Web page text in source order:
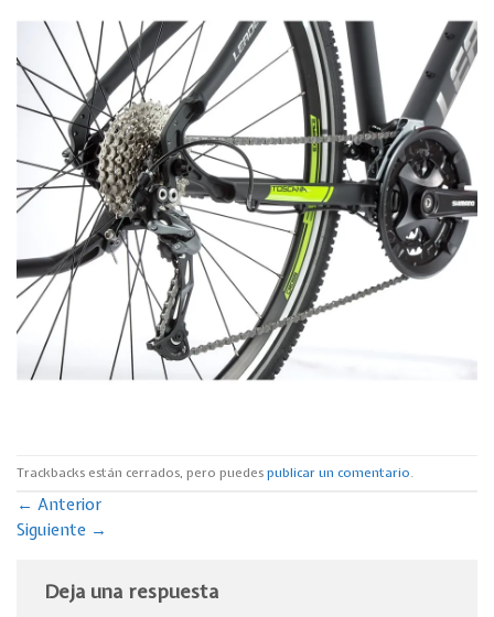
Trackbacks están cerrados, pero puedespublicar un comentario.
← Anterior
Siguiente →
Deja una respuesta